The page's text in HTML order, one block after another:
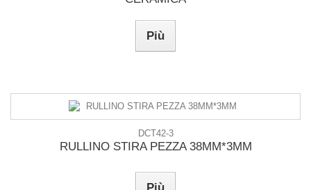
Più
DCT42-3
RULLINO STIRA PEZZA 38MM*3MM